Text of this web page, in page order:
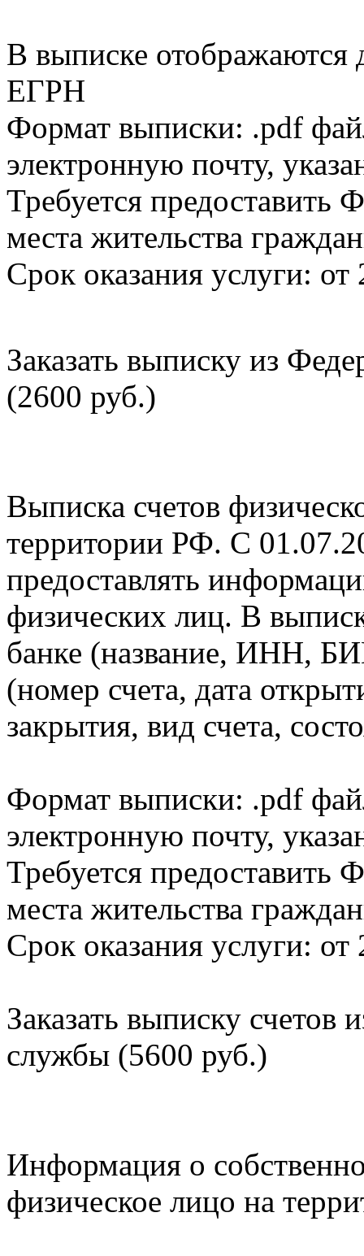
В выписке
ЕГРН
Формат выписки: .pdf
электронную почту,
Требуется
места жительства
Срок оказания услуги: от
Заказать выписку из
(2600 руб.)
Выписка счетов
территории РФ. С
предоставлять
физических лиц. В
банке (название, ИНН,
(номер счета, дата
закрытия, вид счета,
Формат выписки: .pdf
электронную почту,
Требуется
места жительства
Срок оказания услуги: от
Заказать выписку счетов
службы (5600 руб.)
Информация о
физическое лицо на